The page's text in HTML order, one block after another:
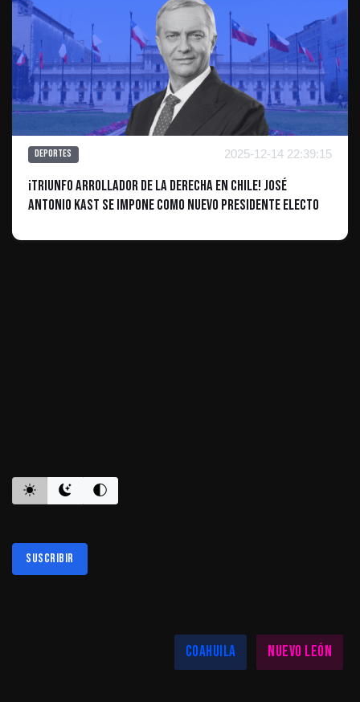
Deportes 2025-12-14 22:39:15
¡Triunfo arrollador de la derecha en Chile! José
Antonio Kast se impone como nuevo presidente electo
Suscribir
Coahuila
Nuevo León